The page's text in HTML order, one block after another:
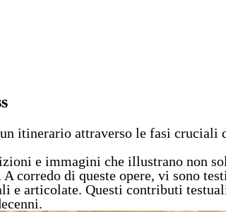
itinerario attraverso le fasi cruciali
e immagini che illustrano non
corredo di queste opere, vi sono
e articolate. Questi contributi